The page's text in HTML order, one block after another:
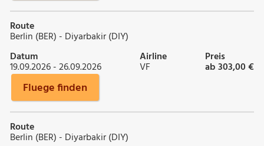
Route
Berlin (BER) - Diyarbakir (DIY)
Datum
19.09.2026 - 26.09.2026
Airline
VF
Preis
ab 303,00 €
Fluege finden
Route
Berlin (BER) - Diyarbakir (DIY)